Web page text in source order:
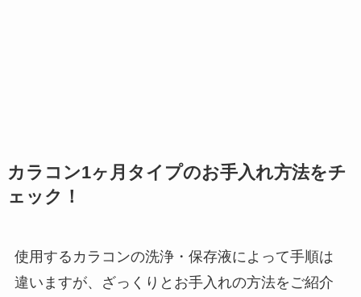
カラコン1ヶ月タイプのお手入れ方法をチ
ェック！
使用するカラコンの洗浄・保存液によって手順は
違いますが、ざっくりとお手入れの方法をご紹介